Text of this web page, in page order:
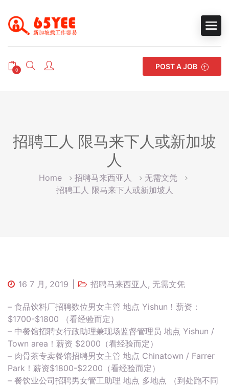
0 POST A JOB
招聘工人 限马来下人或新加坡
人
Home 招聘马来西亚人
无需文凭
招聘工人 限马来下人或新加坡人
16 7 月, 2019 招聘马来西亚人 , 无需文凭
– 食品饮料厂招聘数位男女主管 地点 Yishun！薪资：
$1700-$1800 （看经验而定）
– 中餐馆招聘女行政助理兼现场监督管理员 地点 Yishun /
Town area！薪资 $2000（看经验而定）
– 肉骨茶专卖餐馆招聘男女主管 地点 Chinatown / Farrer
Park！薪资$1800-$2200（看经验而定）
– 餐饮业公司招聘男女管工助理 地点 多地点 （到处跑不同